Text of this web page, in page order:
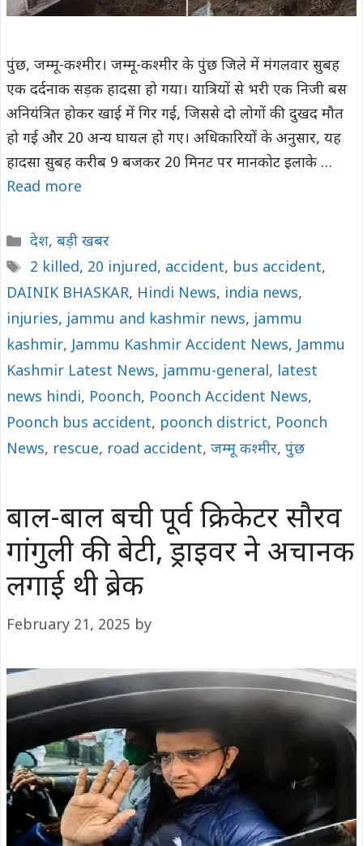
पुंछ, जम्मू-कश्मीर। जम्मू-कश्मीर के पुंछ जिले में मंगलवार सुबह
एक दर्दनाक सड़क हादसा हो गया। यात्रियों से भरी एक निजी बस
अनियंत्रित होकर खाई में गिर गई, जिससे दो लोगों की दुखद मौत
हो गई और 20 अन्य घायल हो गए। अधिकारियों के अनुसार, यह
हादसा सुबह करीब 9 बजकर 20 मिनट पर मानकोट इलाके …
Read more
Categories
देश, बड़ी खबर
Tags
2 killed, 20 injured, accident, bus accident,
DAINIK BHASKAR, Hindi News, india news,
injuries, jammu and kashmir news, jammu
kashmir,Jammu Kashmir Accident News,Jammu
Kashmir Latest News, jammu-general, latest
news hindi, Poonch, Poonch Accident News,
Poonch bus accident, poonch district, Poonch
News, rescue, road accident, जम्मू कश्मीर, पुंछ
बाल-बाल बची पूर्व क्रिकेटर सौरव
गांगुली की बेटी, ड्राइवर ने अचानक
लगाई थी ब्रेक
February 21, 2025 by